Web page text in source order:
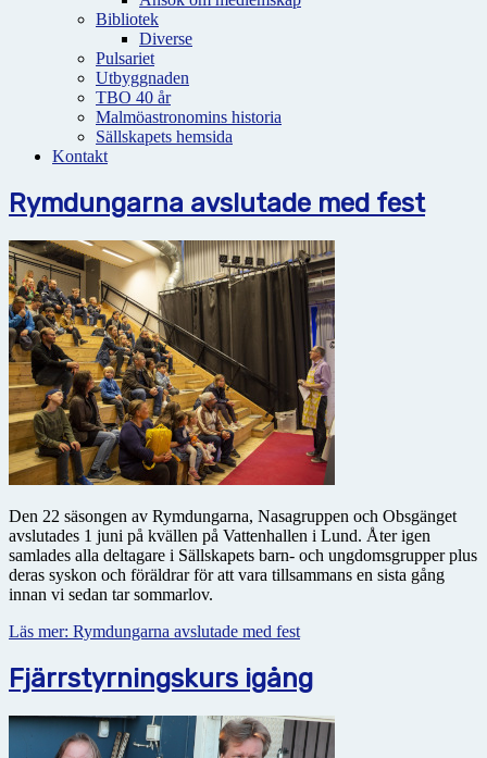
Bibliotek
Diverse
Pulsariet
Utbyggnaden
TBO 40 år
Malmöastronomins historia
Sällskapets hemsida
Kontakt
Rymdungarna avslutade med fest
Den 22 säsongen av Rymdungarna, Nasagruppen och Obsgänget
avslutades 1 juni på kvällen på Vattenhallen i Lund. Åter igen
samlades alla deltagare i Sällskapets barn- och ungdomsgrupper plus
deras syskon och föräldrar för att vara tillsammans en sista gång
innan vi sedan tar sommarlov.
Läs mer: Rymdungarna avslutade med fest
Fjärrstyrningskurs igång